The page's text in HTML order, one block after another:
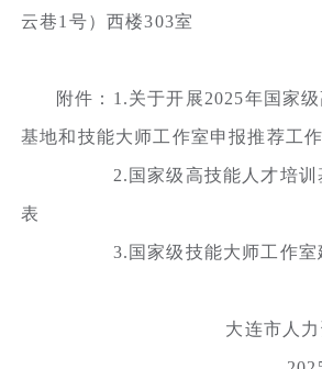
云巷1号）西楼303室
附件：1.关于开展2025年国家
基地和技能大师工作室申报推
2.国家级高技能人才培训
表
3.国家级技能大师工作室
大连市人